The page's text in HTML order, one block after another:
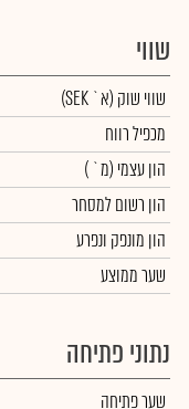
שווי
שווי שוק (א` SEK)
מכפיל רווח
הון עצמי (מ` )
הון רשום למסחר
הון מונפק ונפרע
שער ממוצע
נתוני פתיחה
שער פתיחה